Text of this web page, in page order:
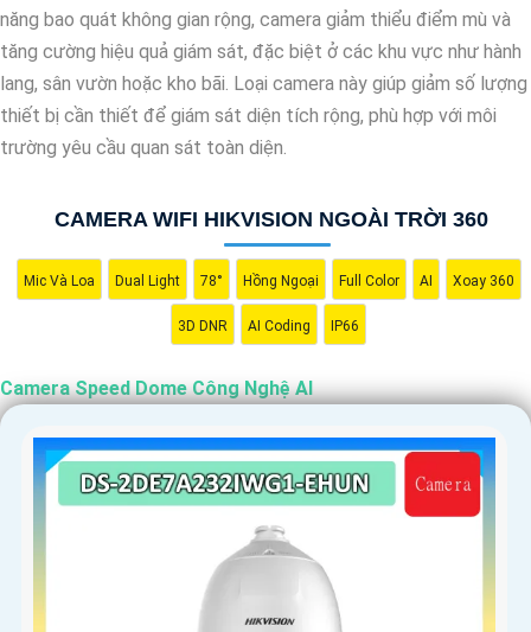
năng bao quát không gian rộng, camera giảm thiểu điểm mù và
tăng cường hiệu quả giám sát, đặc biệt ở các khu vực như hành
lang, sân vườn hoặc kho bãi. Loại camera này giúp giảm số lượng
thiết bị cần thiết để giám sát diện tích rộng, phù hợp với môi
trường yêu cầu quan sát toàn diện.
CAMERA WIFI HIKVISION NGOÀI TRỜI 360
Mic Và Loa Dual Light 78° Hồng Ngoại Full Color AI Xoay 360
3D DNR AI Coding IP66
Camera Speed Dome Công Nghệ AI